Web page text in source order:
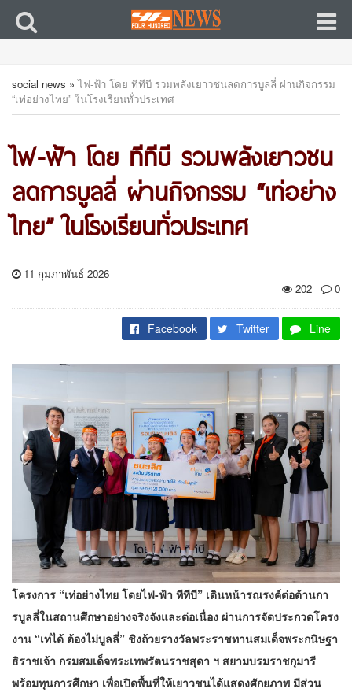
social news »ไฟ-ฟ้า โดย ทีทีบี รวมพลังเยาวชนลดการบูลลี่ ผ่านกิจกรรม
“เท่อย่างไทย” ในโรงเรียนทั่วประเทศ
ไฟ-ฟ้า โดย ทีทีบี รวมพลังเยาวชน
ลดการบูลลี่ ผ่านกิจกรรม “เท่อย่าง
ไทย” ในโรงเรียนทั่วประเทศ
11 กุมภาพันธ์ 2026
202
0
Facebook Twitter Line
โครงการ “เท่อย่างไทย โดยไฟ-ฟ้า ทีทีบี” เดินหน้ารณรงค์ต่อต้านกา
รบูลลี่ในสถานศึกษาอย่างจริงจังและต่อเนื่อง ผ่านการจัดประกวดโครง
งาน “เท่ได้ ต้องไม่บูลลี่” ชิงถ้วยรางวัลพระราชทานสมเด็จพระกนิษฐา
ธิราชเจ้า กรมสมเด็จพระเทพรัตนราชสุดา ฯ สยามบรมราชกุมารี
พร้อมทุนการศึกษา เพื่อเปิดพื้นที่ให้เยาวชนได้แสดงศักยภาพ มีส่วน